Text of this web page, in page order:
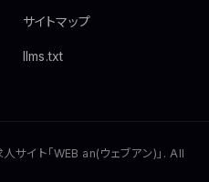
サイトマップ
llms.txt
イト「WEB an(ウェブアン)」. All